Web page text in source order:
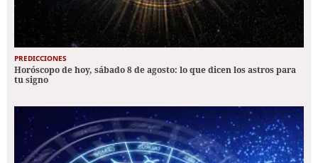
PREDICCIONES
Horóscopo de hoy, sábado 8 de agosto: lo que dicen los astros para
tu signo